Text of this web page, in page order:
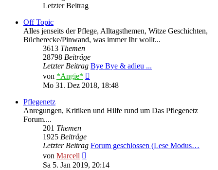
Letzter Beitrag
Off Topic
Alles jenseits der Pflege, Alltagsthemen, Witze Geschichten,
Bücherecke/Pinwand, was immer Ihr wollt...
3613 Themen
28798 Beiträge
Letzter Beitrag Bye Bye & adieu ...
von *Angie*
Beitrag
Mo 31. Dez 2018, 18:48
Pflegenetz
Anregungen, Kritiken und Hilfe rund um Das Pflegenetz
Forum....
201 Themen
1925 Beiträge
Letzter Beitrag Forum geschlossen (Lese Modus…
von Marcell
Beitrag
Sa 5. Jan 2019, 20:14